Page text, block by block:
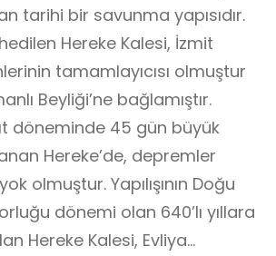
tarihi bir savunma yapısıdır.
Hereke Kalesi, İzmit
tamamlayıcısı olmuştur
Beyliği’ne bağlamıştır.
döneminde 45 gün büyük
Hereke’de, depremler
olmuştur. Yapılışının Doğu
dönemi olan 640’lı yıllara
Hereke Kalesi, Evliya